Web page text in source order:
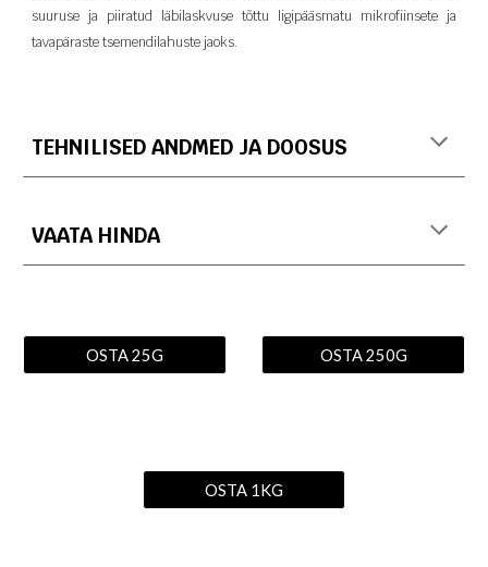
suuruse ja piiratud läbilaskvuse tõttu ligipääsmatu mikrofiinsete ja
tavapäraste tsemendilahuste jaoks.
TEHNILISED ANDMED JA DOOSUS
VAATA HINDA
OSTA 25G OSTA 250G
OSTA 1KG